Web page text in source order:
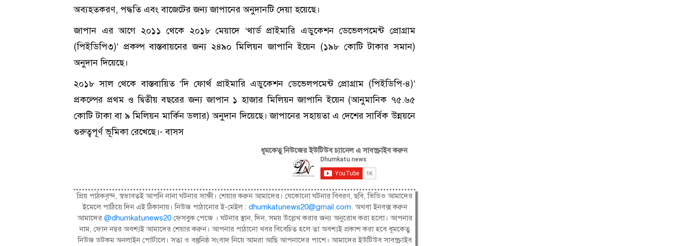
অব্যহতকরণ, পদ্ধতি এবং বাজেটের জন্য জাপানের অনুদানটি দেয়া হয়েছে।
জাপান এর আগে ২০১১ থেকে ২০১৮ মেয়াদে ‘থার্ড প্রাইমারি এডুকেশন ডেভেলপমেন্ট প্রোগ্রাম
(পিইডিপি৩)’ প্রকল্প বাস্তবায়নের জন্য ২৪৯০ মিলিয়ন জাপানি ইয়েন (১৯৮ কোটি টাকার সমান)
অনুদান দিয়েছে।
২০১৮ সাল থেকে বাস্তবায়িত ‘দি ফোর্থ প্রাইমারি এডুকেশন ডেভেলপমেন্ট প্রোগ্রাম (পিইডিপি-৪)’
প্রকল্পের প্রথম ও দ্বিতীয় বছরের জন্য জাপান ১ হাজার মিলিয়ন জাপানি ইয়েন (আনুমানিক ৭৫.৬৫
কোটি টাকা বা ৯ মিলিয়ন মার্কিন ডলার) অনুদান দিয়েছে। জাপানের সহায়তা এ দেশের সার্বিক উন্নয়নে
গুরুত্বপূর্ণ ভূমিকা রেখেছে।- বাসস
ধূমকেতু নিউজের ইউটিউব চ্যানেল এ সাবস্ক্রাইব করুন
প্রিয় পাঠকবৃন্দ, স্বভাবতই আপনি নানা ঘটনার সাক্ষী। শেয়ার করুন আমাদের। যেকোনো ঘটনার বিবরণ, ছবি, ভিডিও আমাদের
ইমেলে পাঠিয়ে দিন এই ঠিকানায়। নিউজ পাঠানোর ই-মেইল : dhumkatunews20@gmail.com. অথবা ইনবক্স করুন
আমাদের@dhumkatunews20 ফেসবুক পেজে । ঘটনার স্থান, দিন, সময় উল্লেখ করার জন্য অনুরোধ করা হলো। আপনার
নাম, ফোন নম্বর অবশ্যই আমাদের শেয়ার করুন। আপনার পাঠানো খবর বিবেচিত হলে তা অবশ্যই প্রকাশ করা হবে ধূমকেতু
নিউজ ডটকম অনলাইন পোর্টালে। সত্য ও বস্তুনিষ্ঠ সংবাদ নিয়ে আমরা আছি আপনাদের পাশে। আমাদের ইউটিউব সাবস্ক্রাইব